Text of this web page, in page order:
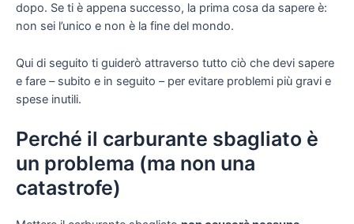
dopo. Se ti è appena successo, la prima cosa da sapere è:
non sei l’unico e non è la fine del mondo.
Qui di seguito ti guiderò attraverso tutto ciò che devi sapere
e fare – subito e in seguito – per evitare problemi più gravi e
spese inutili.
Perché il carburante sbagliato è
un problema (ma non una
catastrofe)